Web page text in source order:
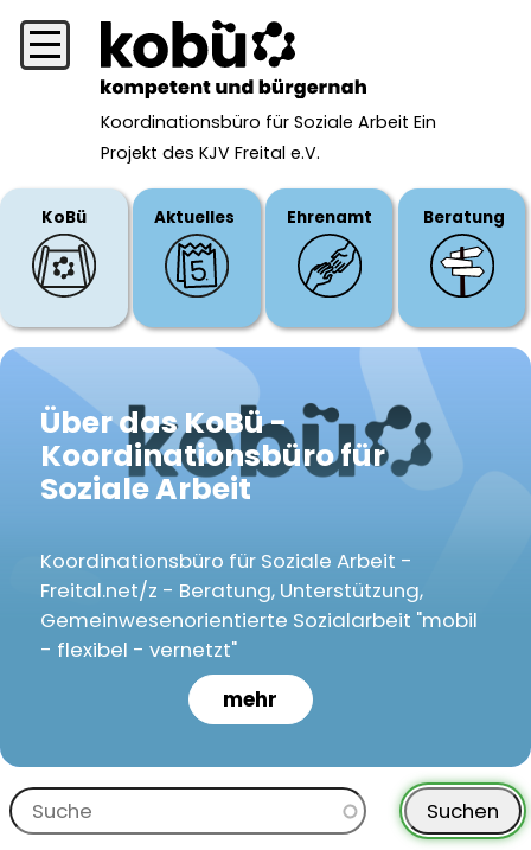
zum
Inhalt
Koordinationsbüro für Soziale Arbeit Ein
Projekt des KJV Freital e.V.
KoBü Aktuelles Ehrenamt Beratung
Über das KoBü -
Koordinationsbüro für
Soziale Arbeit
Koordinationsbüro für Soziale Arbeit -
Freital.net/z - Beratung, Unterstützung,
Gemeinwesenorientierte Sozialarbeit "mobil
- flexibel - vernetzt"
Orientierende Sozialberatung
Problemlagen
Orientierung bei der Suche nach
Unterstützungsangeboten
mehr